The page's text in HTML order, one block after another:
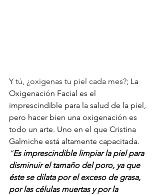
Y tú, ¿oxigenas tu piel cada mes?; La
Oxigenación Facial es el
imprescindible para la salud de la piel,
pero hacer bien una oxigenación es
todo un arte. Uno en el que Cristina
Galmiche está altamente capacitada.
“Es imprescindible limpiar la piel para
disminuir el tamaño del poro, ya que
éste se dilata por el exceso de grasa,
por las células muertas y por la